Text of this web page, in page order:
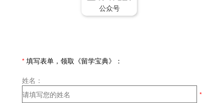
公众号
* 填写表单，领取《留学宝典》：
姓名：